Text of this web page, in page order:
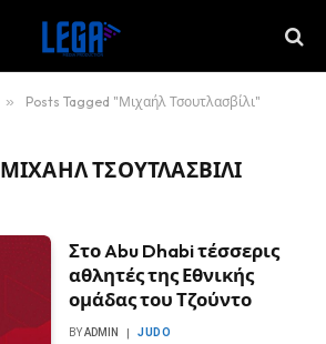
» Posts Tagged "Μιχαήλ Τσουτλασβίλι"
ΜΙΧΑΉΛ ΤΣΟΥΤΛΑΣΒΊΛΙ
Στο Abu Dhabi τέσσερις
αθλητές της Εθνικής
ομάδας του Τζούντο
BYADMIN JUDO